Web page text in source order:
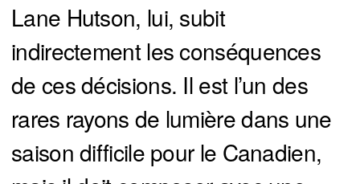
Lane Hutson, lui, subit
indirectement les conséquences
de ces décisions. Il est l’un des
rares rayons de lumière dans une
saison difficile pour le Canadien,